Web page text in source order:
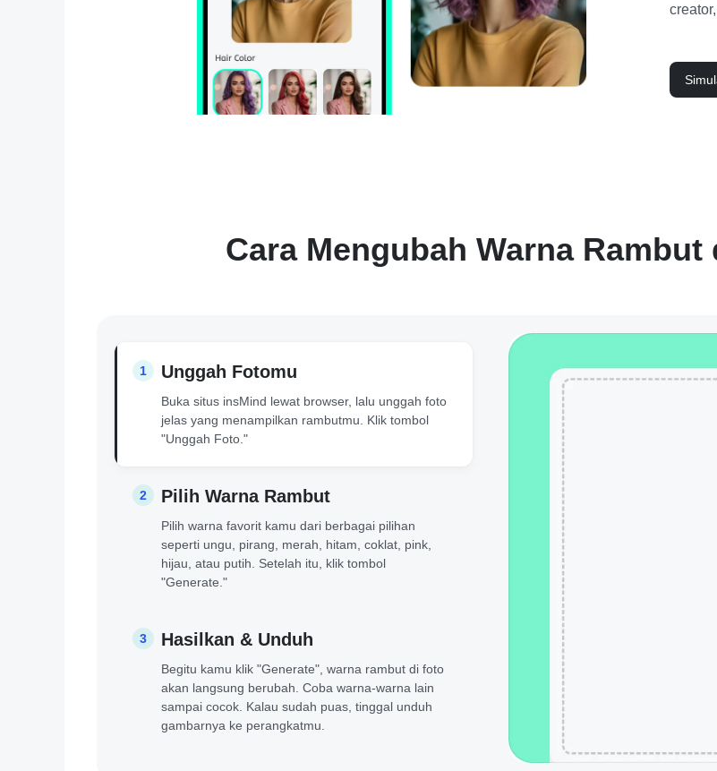
Cara Mengubah Warna
1 Unggah Fotomu
Buka situs insMind lewat browser, lalu unggah foto
jelas yang menampilkan rambutmu. Klik tombol
"Unggah Foto."
2 Pilih Warna Rambut
Pilih warna favorit kamu dari berbagai pilihan
seperti ungu, pirang, merah, hitam, coklat, pink,
hijau, atau putih. Setelah itu, klik tombol
"Generate."
3 Hasilkan & Unduh
Begitu kamu klik "Generate", warna rambut di foto
akan langsung berubah. Coba warna-warna lain
sampai cocok. Kalau sudah puas, tinggal unduh
gambarnya ke perangkatmu.